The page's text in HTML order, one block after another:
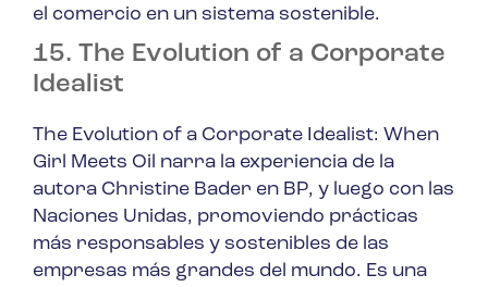
el comercio en un sistema sostenible.
15. The Evolution of a Corporate
Idealist
The Evolution of a Corporate Idealist: When
Girl Meets Oil narra la experiencia de la
autora Christine Bader en BP, y luego con las
Naciones Unidas, promoviendo prácticas
más responsables y sostenibles de las
empresas más grandes del mundo. Es una